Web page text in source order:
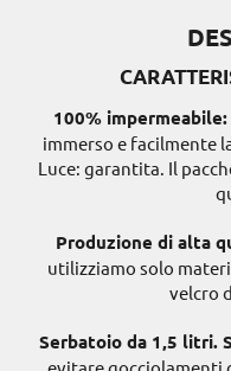
100% impermeabile:
immerso e facilmente
Luce: garantita. Il
Produzione di alta
utilizziamo solo
velcro
Serbatoio da 1,5 litri.